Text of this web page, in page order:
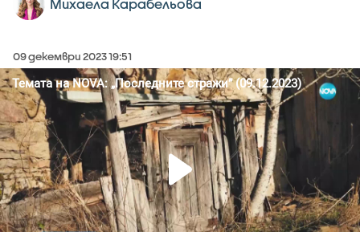
Михаела Карабельова
09 декември 2023 19:51